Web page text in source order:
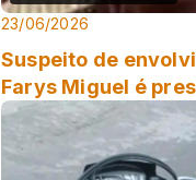
23/06/2026
Suspeito de
Farys Miguel é